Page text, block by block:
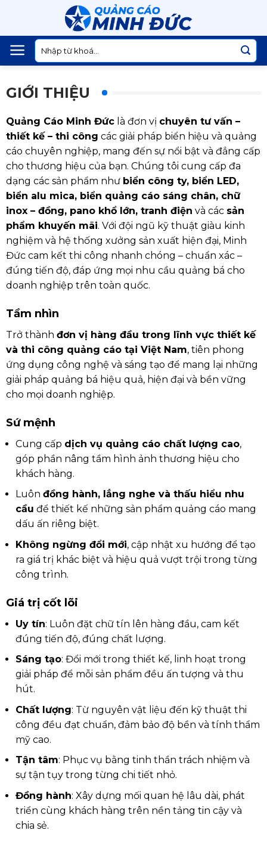
content
Tìm
kiếm:
GIỚI THIỆU
Quảng Cáo Minh Đứclà đơn vị chuyên tư vấn –
thiết kế – thi công các giải pháp biển hiệu và quảng
cáo chuyên nghiệp, mang đến sự nổi bật và đẳng cấp
cho thương hiệu của bạn. Chúng tôi cung cấp đa
dạng các sản phẩm như biển công ty, biển LED,
biển alu mica, biển quảng cáo sáng chân, chữ
inox – đồng, pano khổ lớn, tranh điện và các sản
phẩm khuyến mãi. Với đội ngũ kỹ thuật giàu kinh
nghiệm và hệ thống xưởng sản xuất hiện đại, Minh
Đức cam kết thi công nhanh chóng – chuẩn xác –
đúng tiến độ, đáp ứng mọi nhu cầu quảng bá cho
doanh nghiệp trên toàn quốc.
Tầm nhìn
Trở thành đơn vị hàng đầu trong lĩnh vực thiết kế
và thi công quảng cáo tại Việt Nam, tiên phong
ứng dụng công nghệ và sáng tạo để mang lại những
giải pháp quảng bá hiệu quả, hiện đại và bền vững
cho mọi doanh nghiệp.
Sứ mệnh
Cung cấp dịch vụ quảng cáo chất lượng cao,
góp phần nâng tầm hình ảnh thương hiệu cho
khách hàng.
Luôn đồng hành, lắng nghe và thấu hiểu nhu
cầu để thiết kế những sản phẩm quảng cáo mang
dấu ấn riêng biệt.
Không ngừng đổi mới, cập nhật xu hướng để tạo
ra giá trị khác biệt và hiệu quả vượt trội trong từng
công trình.
Giá trị cốt lõi
Uy tín: Luôn đặt chữ tín lên hàng đầu, cam kết
đúng tiến độ, đúng chất lượng.
Sáng tạo: Đổi mới trong thiết kế, linh hoạt trong
giải pháp để mỗi sản phẩm đều ấn tượng và thu
hút.
Chất lượng: Từ nguyên vật liệu đến kỹ thuật thi
công đều đạt chuẩn, đảm bảo độ bền và tính thẩm
mỹ cao.
Tận tâm: Phục vụ bằng tinh thần trách nhiệm và
sự tận tụy trong từng chi tiết nhỏ.
Đồng hành: Xây dựng mối quan hệ lâu dài, phát
triển cùng khách hàng trên nền tảng tin cậy và
chia sẻ.